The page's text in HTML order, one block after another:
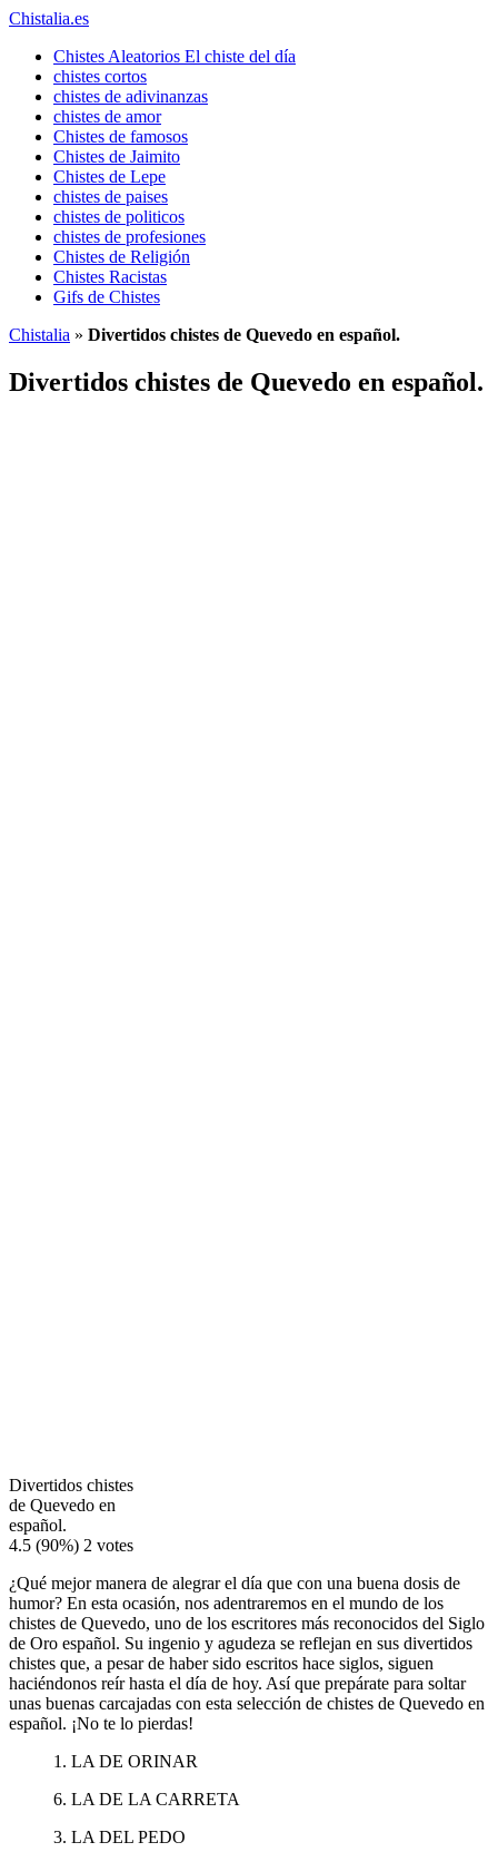
Chistalia.es
Chistes Aleatorios El chiste del día
chistes cortos
chistes de adivinanzas
chistes de amor
Chistes de famosos
Chistes de Jaimito
Chistes de Lepe
chistes de paises
chistes de politicos
chistes de profesiones
Chistes de Religión
Chistes Racistas
Gifs de Chistes
Chistalia » Divertidos chistes de Quevedo en español.
Divertidos chistes de Quevedo en español.
Divertidos chistes
de Quevedo en
español.
4.5 (90%) 2 votes
¿Qué mejor manera de alegrar el día que con una buena dosis de
humor? En esta ocasión, nos adentraremos en el mundo de los
chistes de Quevedo, uno de los escritores más reconocidos del Siglo
de Oro español. Su ingenio y agudeza se reflejan en sus divertidos
chistes que, a pesar de haber sido escritos hace siglos, siguen
haciéndonos reír hasta el día de hoy. Así que prepárate para soltar
unas buenas carcajadas con esta selección de chistes de Quevedo en
español. ¡No te lo pierdas!
1. LA DE ORINAR
6. LA DE LA CARRETA
3. LA DEL PEDO